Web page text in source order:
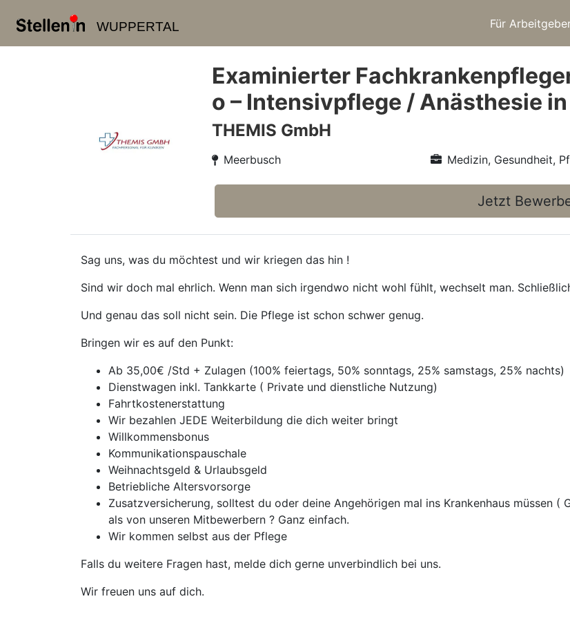
WUPPERTAL Für
Examinierter
o – Intensivpflege / Anästhesie
THEMIS GmbH
Meerbusch Medizin, Gesundheit,
Jetzt
Sag uns, was du möchtest und wir kriegen das hin !
Sind wir doch mal ehrlich. Wenn man sich irgendwo nicht wohl fühlt, wechselt man.
Und genau das soll nicht sein. Die Pflege ist schon schwer genug.
Bringen wir es auf den Punkt:
Ab 35,00€ /Std + Zulagen (100% feiertags, 50% sonntags, 25% samstags, 25% nachts)
Dienstwagen inkl. Tankkarte ( Private und dienstliche Nutzung)
Fahrtkostenerstattung
Wir bezahlen JEDE Weiterbildung die dich weiter bringt
Willkommensbonus
Kommunikationspauschale
Weihnachtsgeld & Urlaubsgeld
Betriebliche Altersvorsorge
Zusatzversicherung, solltest du oder deine Angehörigen mal ins Krankenhaus müssen (
als von unseren Mitbewerbern ? Ganz einfach.
Wir kommen selbst aus der Pflege
Falls du weitere Fragen hast, melde dich gerne unverbindlich bei uns.
Wir freuen uns auf dich.